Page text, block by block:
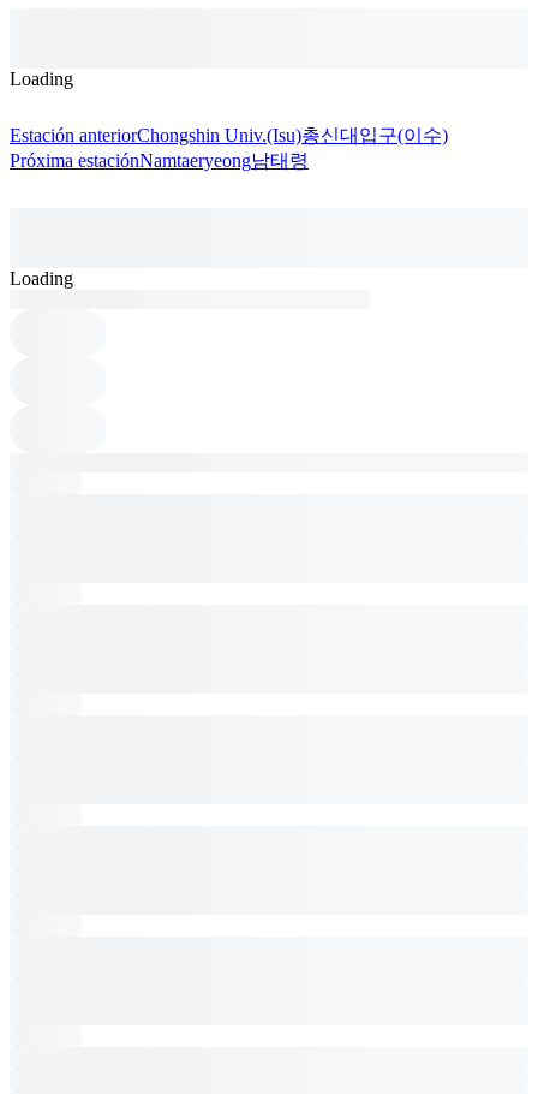
Loading
Estación anteriorChongshin Univ.(Isu)총신대입구(이수)
Próxima estaciónNamtaeryeong남태령
Loading